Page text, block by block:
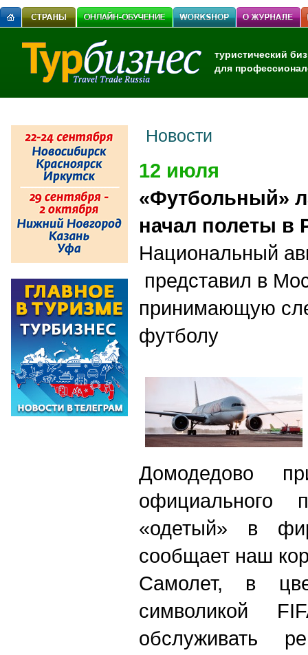
туристический
для
Новости
12 июля
«Футбольный»
начал полеты в
Национальный
представил в
принимающую
футболу
Домодедово
официального
«одетый» в
сообщает наш
Самолет, в
символикой
обслуживать